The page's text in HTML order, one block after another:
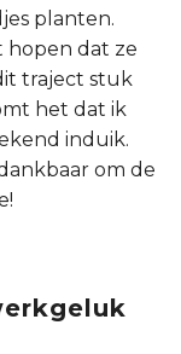
planten.
hopen dat ze
traject stuk
het dat ik
induik.
om de